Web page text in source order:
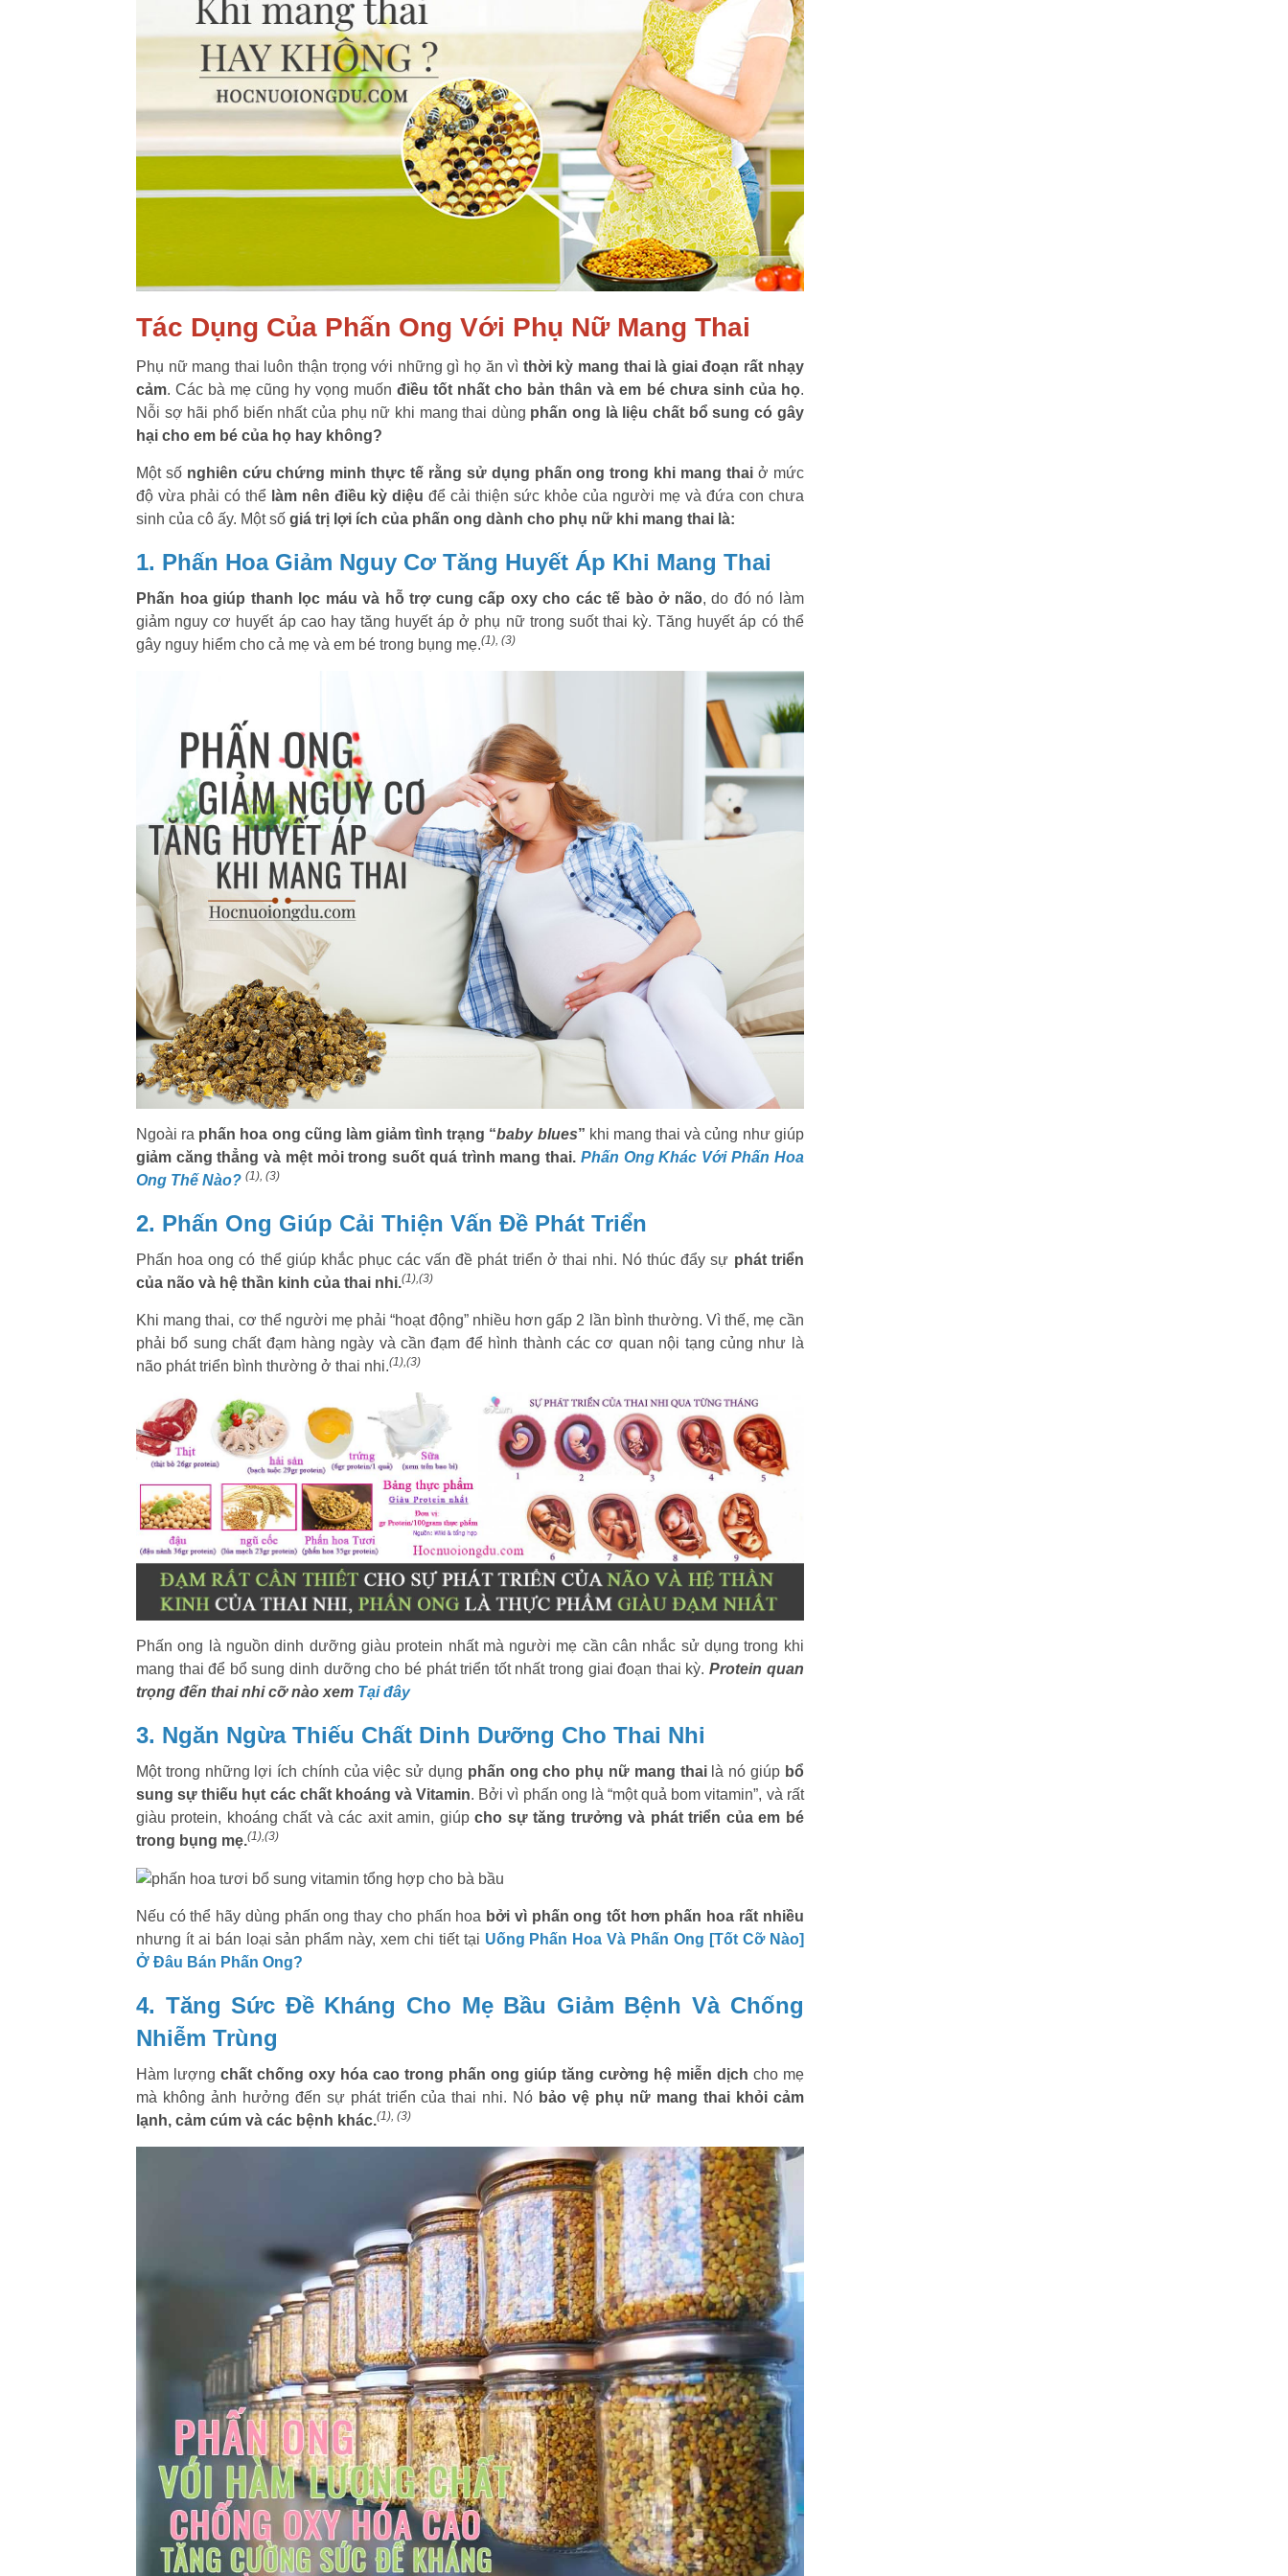
Tác Dụng Của Phấn Ong Với Phụ Nữ Mang Thai
Phụ nữ mang thai luôn thận trọng với những gì họ ăn vì thời kỳ mang thai là giai đoạn rất nhạy
cảm. Các bà mẹ cũng hy vọng muốnđiều tốt nhất cho bản thân và em bé chưa sinh của họ.
Nỗi sợ hãi phổ biến nhất của phụ nữ khi mang thai dùng phấn ong là liệu chất bổ sung có gây
hại cho em bé của họ hay không?
Một số nghiên cứu chứng minh thực tế rằng sử dụng phấn ong trong khi mang thaiở mức
độ vừa phải có thể làm nên điều kỳ diệu để cải thiện sức khỏe của người mẹ và đứa con chưa
sinh của cô ấy. Một số giá trị lợi ích của phấn ong dành cho phụ nữ khi mang thai là:
1. Phấn Hoa Giảm Nguy Cơ Tăng Huyết Áp Khi Mang Thai
Phấn hoa giúp thanh lọc máu và hỗ trợ cung cấp oxy cho các tế bào ở não, do đó nó làm
giảm nguy cơ huyết áp cao hay tăng huyết áp ở phụ nữ trong suốt thai kỳ. Tăng huyết áp có thể
gây nguy hiểm cho cả mẹ và em bé trong bụng mẹ.(1), (3)
Ngoài ra phấn hoa ong cũng làm giảm tình trạng “baby blues” khi mang thai và củng như giúp
giảm căng thẳng và mệt mỏi trong suốt quá trình mang thai. Phấn Ong Khác Với Phấn Hoa
Ong Thế Nào? (1), (3)
2. Phấn Ong Giúp Cải Thiện Vấn Đề Phát Triển
Phấn hoa ong có thể giúp khắc phục các vấn đề phát triển ở thai nhi. Nó thúc đẩy sự phát triển
của não và hệ thần kinh của thai nhi.(1),(3)
Khi mang thai, cơ thể người mẹ phải “hoạt động” nhiều hơn gấp 2 lần bình thường. Vì thế, mẹ cần
phải bổ sung chất đạm hàng ngày và cần đạm để hình thành các cơ quan nội tạng củng như là
não phát triển bình thường ở thai nhi.(1),(3)
Phấn ong là nguồn dinh dưỡng giàu protein nhất mà người mẹ cần cân nhắc sử dụng trong khi
mang thai để bổ sung dinh dưỡng cho bé phát triển tốt nhất trong giai đoạn thai kỳ.Protein quan
trọng đến thai nhi cỡ nào xem Tại đây
3. Ngăn Ngừa Thiếu Chất Dinh Dưỡng Cho Thai Nhi
Một trong những lợi ích chính của việc sử dụng phấn ong cho phụ nữ mang thailà nó giúp bổ
sung sự thiếu hụt các chất khoáng và Vitamin. Bởi vì phấn ong là “một quả bom vitamin”, và rất
giàu protein, khoáng chất và các axit amin, giúpcho sự tăng trưởng và phát triển của em bé
trong bụng mẹ.(1),(3)
Nếu có thể hãy dùng phấn ong thay cho phấn hoa bởi vì phấn ong tốt hơn phấn hoa rất nhiều
nhưng ít ai bán loại sản phẩm này, xem chi tiết tại Uống Phấn Hoa Và Phấn Ong [Tốt Cỡ Nào]
Ở Đâu Bán Phấn Ong?
4. Tăng Sức Đề Kháng Cho Mẹ Bầu Giảm Bệnh Và Chống
Nhiễm Trùng
Hàm lượng chất chống oxy hóa cao trong phấn ong giúp tăng cường hệ miễn dịch cho mẹ
mà không ảnh hưởng đến sự phát triển của thai nhi. Nó bảo vệ phụ nữ mang thai khỏi cảm
lạnh, cảm cúm và các bệnh khác.(1), (3)